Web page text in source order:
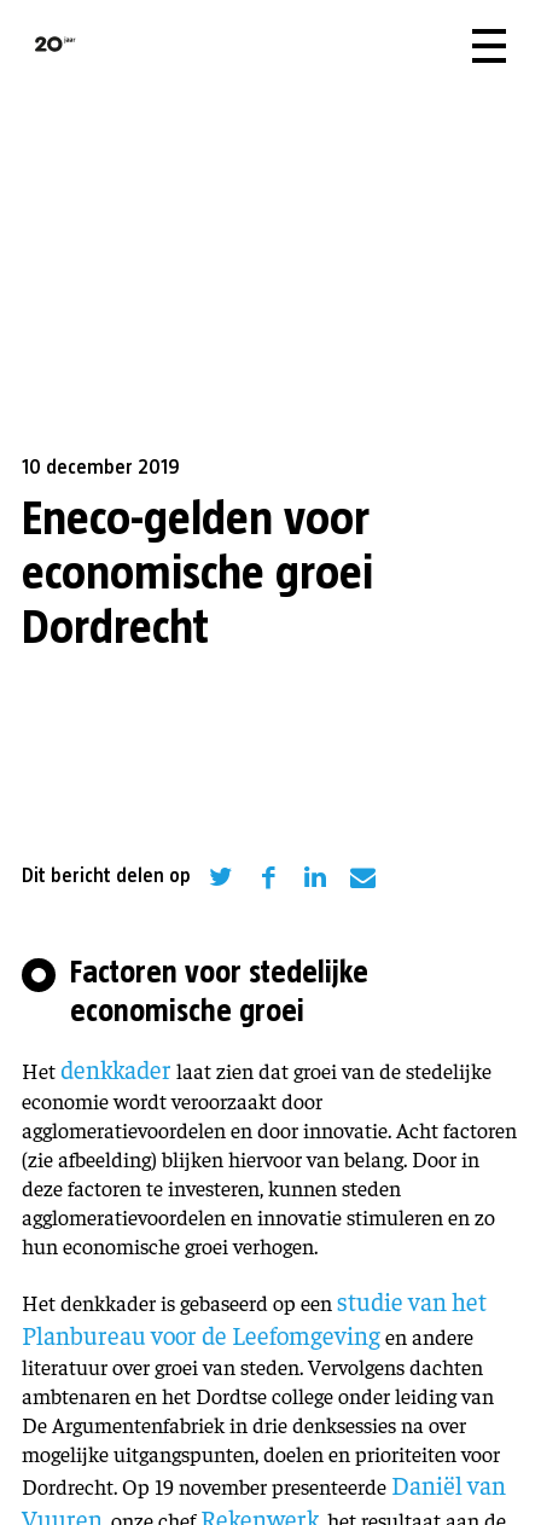
10 december 2019
Eneco-gelden voor
economische groei
Dordrecht
Dit bericht delen op
Factoren voor stedelijke
economische groei
Hetdenkkader laat zien dat groei van de stedelijke
economie wordt veroorzaakt door
agglomeratievoordelen en door innovatie. Acht factoren
(zie afbeelding) blijken hiervoor van belang. Door in
deze factoren te investeren, kunnen steden
agglomeratievoordelen en innovatie stimuleren en zo
hun economische groei verhogen.
Het denkkader is gebaseerd op een studie van het
Planbureau voor de Leefomgevingen andere
literatuur over groei van steden. Vervolgens dachten
ambtenaren en het Dordtse college onder leiding van
De Argumentenfabriek in drie denksessies na over
mogelijke uitgangspunten, doelen en prioriteiten voor
Dordrecht. Op 19 november presenteerde Daniël van
Vuuren
Rekenwerk